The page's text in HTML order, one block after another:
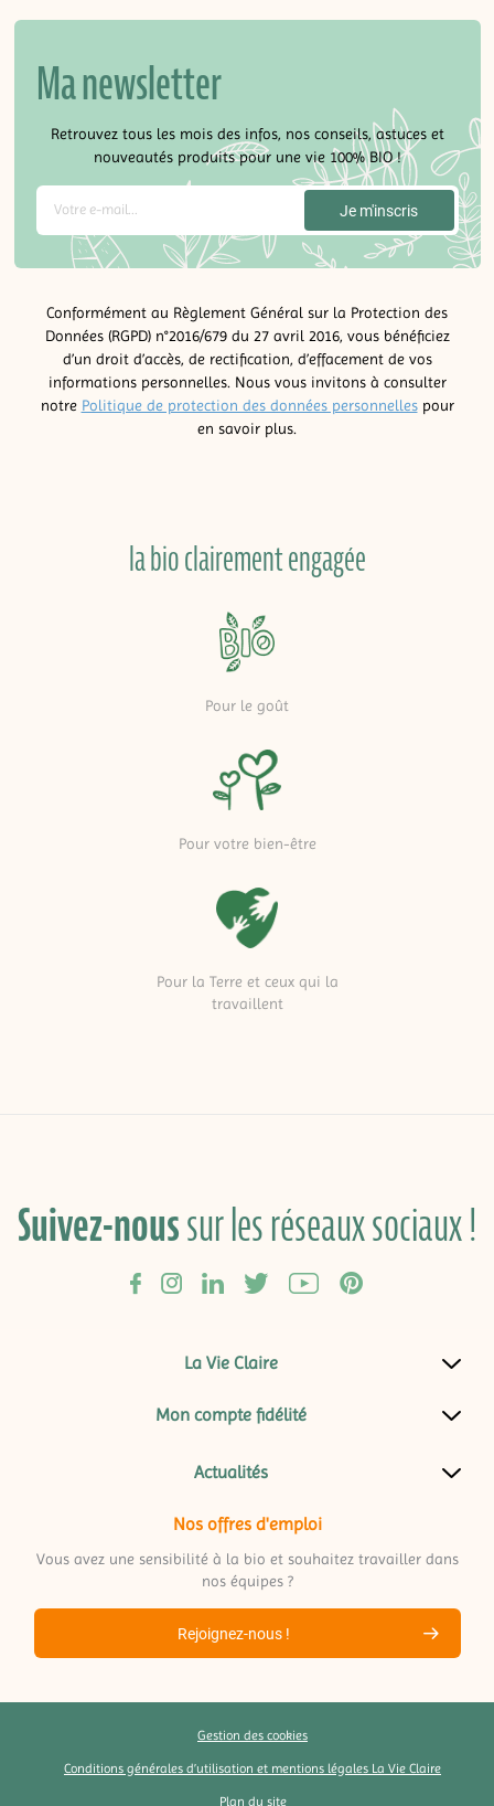
Ma newsletter
Retrouvez tous les mois des infos, nos conseils, astuces et
nouveautés produits pour une vie 100% BIO !
Conformément au Règlement Général sur la Protection des
Données (RGPD) n°2016/679 du 27 avril 2016, vous bénéficiez
d’un droit d’accès, de rectification, d’effacement de vos
informations personnelles. Nous vous invitons à consulter
notre Politique de protection des données personnellespour
en savoir plus.
la bio clairement engagée
Pour le goût
Pour votre bien-être
Pour la Terre et ceux qui la
travaillent
Suivez-noussur les réseaux sociaux !
La Vie Claire
Mon compte fidélité
Actualités
Nos offres d'emploi
Vous avez une sensibilité à la bio et souhaitez travailler dans
nos équipes ?
Rejoignez-nous !
Gestion des cookies
Conditions générales d’utilisation et mentions légales La Vie Claire
Plan du site